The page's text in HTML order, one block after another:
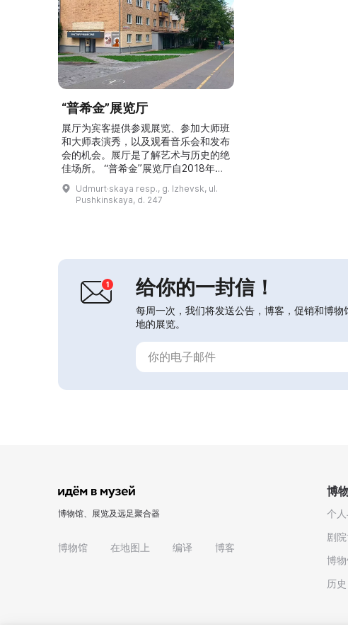
“普希金”展览厅
展厅为宾客提供参观展览、参加大师班
和大师表演秀，以及观看音乐会和发布
会的机会。展厅是了解艺术与历史的绝
佳场所。 “普希金”展览厅自2018年起
成为“伊热夫斯克市博物馆”的一部分。
它占据210平方米的阁楼式空间，适用
于举办各种规模的展览、大师班、大师
100周年而制作的“首都故事”等多媒...
Udmurt·skaya resp., g. Izhevsk, ul.
Pushkinskaya, d. 247
给你的一封信！
每周一次，我们将发送公告，博客，促销和博
地的展览。
博物馆、展览及远足聚合器
博物馆 在地图上 编译 博客
博
个
剧
博
历史